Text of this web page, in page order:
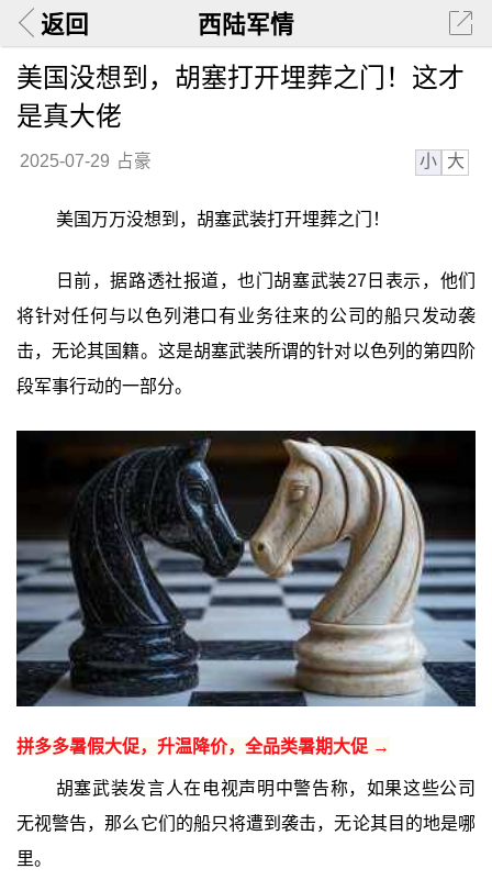
返回 西陆军情
美国没想到，胡塞打开埋葬之门！这才
是真大佬
2025-07-29 占豪 小 大
美国万万没想到，胡塞武装打开埋葬之门！
日前，据路透社报道，也门胡塞武装27日表示，他们
将针对任何与以色列港口有业务往来的公司的船只发动袭
击，无论其国籍。这是胡塞武装所谓的针对以色列的第四阶
段军事行动的一部分。
拼多多暑假大促，升温降价，全品类暑期大促 →
胡塞武装发言人在电视声明中警告称，如果这些公司
无视警告，那么它们的船只将遭到袭击，无论其目的地是哪
里。